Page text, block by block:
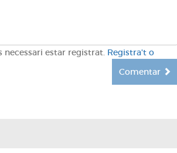
necessari estar registrat. Registra't o
Comentar